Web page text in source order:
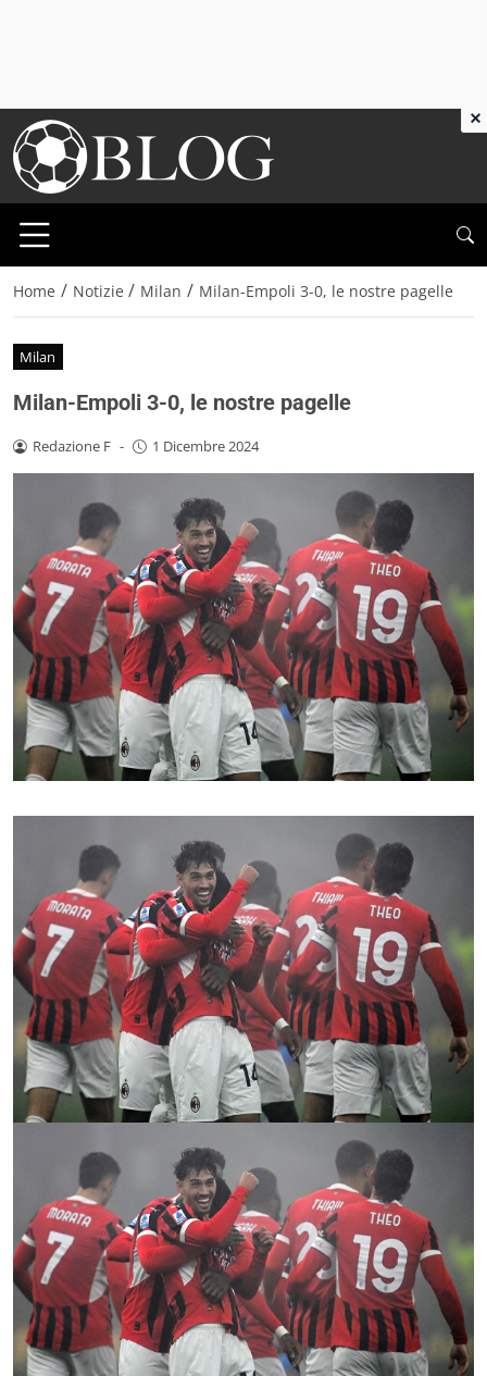
Home / Notizie / Milan / Milan-Empoli 3-0, le nostre pagelle
Milan
Milan-Empoli 3-0, le nostre pagelle
Redazione F - 1 Dicembre 2024
×